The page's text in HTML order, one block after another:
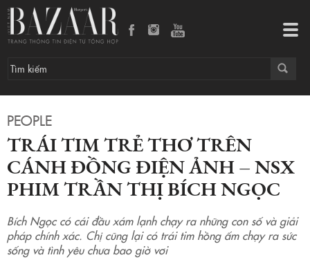
PEOPLE
TRÁI TIM TRẺ THƠ TRÊN
CÁNH ĐỒNG ĐIỆN ẢNH – NSX
PHIM TRẦN THỊ BÍCH NGỌC
Bích Ngọc có cái đầu xám lạnh chạy ra những con số và giải
pháp chính xác. Chị cũng lại có trái tim hồng ấm chạy ra sức
sống và tình yêu chưa bao giờ vơi